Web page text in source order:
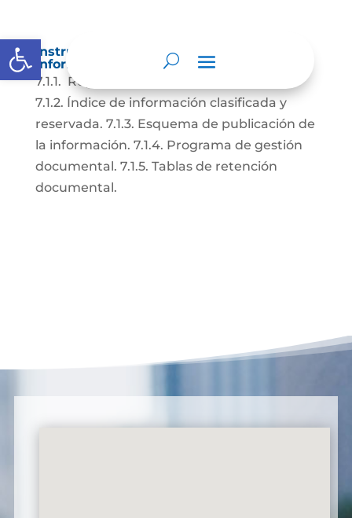
Abrir barra de herramientas
Instrumentos de gestión de la
información.
7.1.1. Registros de activos de información.
7.1.2. Índice de información clasificada y
reservada. 7.1.3. Esquema de publicación de
la información. 7.1.4. Programa de gestión
documental. 7.1.5. Tablas de retención
documental.